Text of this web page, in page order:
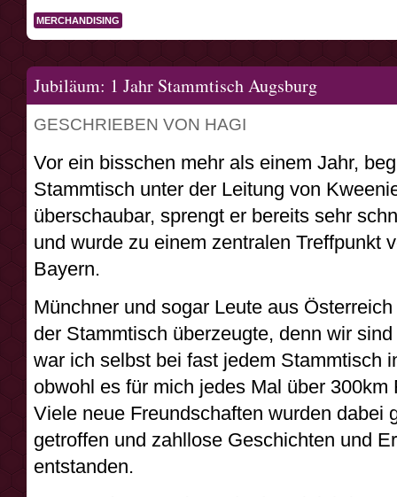
MERCHANDISING
Jubiläum: 1 Jahr Stammtisch Augsburg
GESCHRIEBEN VON HAGI
Vor ein bisschen mehr als einem Jahr,
Stammtisch unter der Leitung von
überschaubar, sprengt er bereits sehr
und wurde zu einem zentralen Treffpunkt
Bayern.
Münchner und sogar Leute aus
der Stammtisch überzeugte, denn wir
war ich selbst bei fast jedem Stammtisch
obwohl es für mich jedes Mal über
Viele neue Freundschaften wurden dabei
getroffen und zahllose Geschichten und
entstanden.